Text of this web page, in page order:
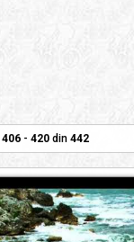
406- 420din 442